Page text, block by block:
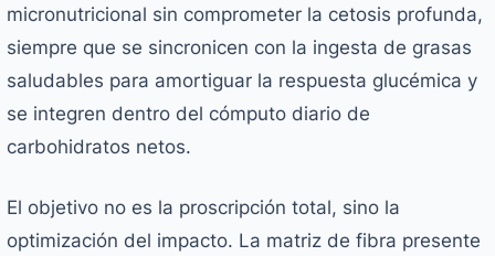
micronutricional sin comprometer la cetosis profunda,
siempre que se sincronicen con la ingesta de grasas
saludables para amortiguar la respuesta glucémica y
se integren dentro del cómputo diario de
carbohidratos netos.
El objetivo no es la proscripción total, sino la
optimización del impacto. La matriz de fibra presente